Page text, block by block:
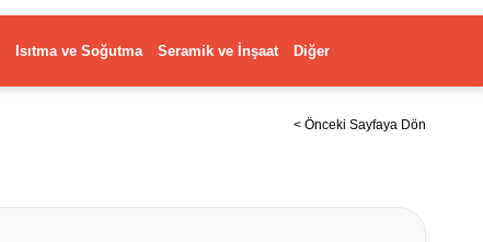
Isıtma ve Soğutma Seramik ve İnşaat Diğer
< Önceki Sayfaya Dön